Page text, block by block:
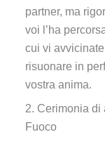
partner, ma
voi l’ha
cui vi
risuonare in
vostra anima.
2. Cerimonia di
Fuoco